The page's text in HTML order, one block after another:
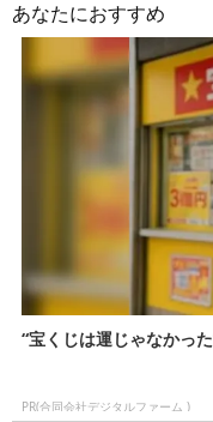
次
の
記
あなたにおすすめ
“宝くじは運じゃなかっ
PR(合同会社デジタルファーム )